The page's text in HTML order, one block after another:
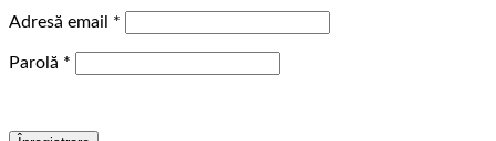
Adresă email *
Parolă *